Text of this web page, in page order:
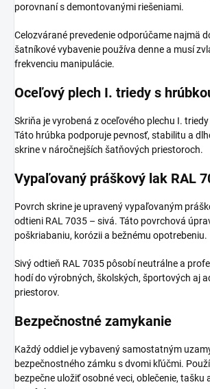
porovnaní s demontovanými riešeniami.
Celozvárané prevedenie odporúčame najmä
šatníkové vybavenie používa denne a musí
frekvenciu manipulácie.
Oceľový plech I. triedy s
Skriňa je vyrobená z oceľového plechu I.
Táto hrúbka podporuje pevnosť, stabilitu a
skrine v náročnejších šatňových priestoroch.
Vypaľovaný práškový lak RAL
Povrch skrine je upravený vypaľovaným
odtieni RAL 7035 – sivá. Táto povrchová
poškriabaniu, korózii a bežnému opotrebeniu.
Sivý odtieň RAL 7035 pôsobí neutrálne a
hodí do výrobných, školských, športových aj
priestorov.
Bezpečnostné zamykanie
Každý oddiel je vybavený samostatným
bezpečnostného zámku s dvomi kľúčmi.
bezpečne uložiť osobné veci, oblečenie, tašku